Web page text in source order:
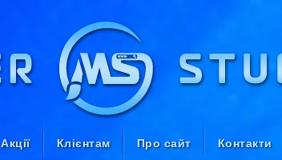
Акції Клієнтам Про сайт Контакти